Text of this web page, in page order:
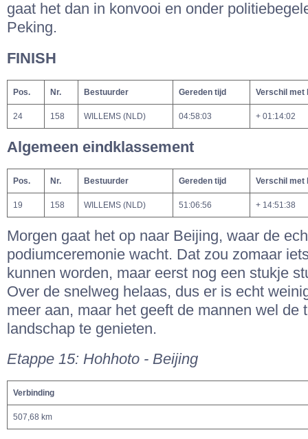
gaat het dan in konvooi en onder
Peking.
FINISH
Pos. Nr. Bestuurder Gereden tijd Verschil met
24 158 WILLEMS (NLD) 04:58:03 + 01:14:02
Algemeen eindklassement
Pos. Nr. Bestuurder Gereden tijd Verschil met
19 158 WILLEMS (NLD) 51:06:56 + 14:51:38
Morgen gaat het op naar Beijing, waar de
podiumceremonie wacht. Dat zou zomaar
kunnen worden, maar eerst nog een stukje
Over de snelweg helaas, dus er is echt
meer aan, maar het geeft de mannen wel de
landschap te genieten.
Etappe 15: Hohhoto - Beijing
Verbinding
507,68 km